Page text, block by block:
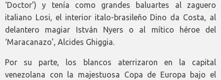
‘Doctor’) y tenía como grandes baluartes al zaguero
italiano Losi, el interior italo-brasileño Dino da Costa, al
delantero magiar István Nyers o al mítico héroe del
‘Maracanazo’, Alcides Ghiggia.
Por su parte, los blancos aterrizaron en la capital
venezolana con la majestuosa Copa de Europa bajo el